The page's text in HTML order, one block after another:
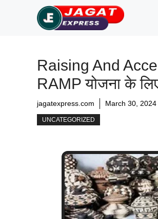
Raising And
RAMP योजना के
jagatexpress.com March 30, 2024
UNCATEGORIZED